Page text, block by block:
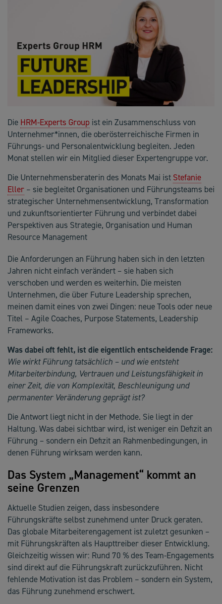
Die HRM-Experts Group ist ein Zusammenschluss von
Unternehmer*innen, die oberösterreichische Firmen in
Führungs- und Personalentwicklung begleiten. Jeden
Monat stellen wir ein Mitglied dieser Expertengruppe vor.
Die Unternehmensberaterin des Monats Mai ist Stefanie
Eller – sie begleitet Organisationen und Führungsteams bei
strategischer Unternehmensentwicklung, Transformation
und zukunftsorientierter Führung und verbindet dabei
Perspektiven aus Strategie, Organisation und Human
Resource Management
Die Anforderungen an Führung haben sich in den letzten
Jahren nicht einfach verändert – sie haben sich
verschoben und werden es weiterhin. Die meisten
Unternehmen, die über Future Leadership sprechen,
meinen damit eines von zwei Dingen: neue Tools oder neue
Titel – Agile Coaches, Purpose Statements, Leadership
Frameworks.
Was dabei oft fehlt, ist die eigentlich entscheidende Frage:
Wie wirkt Führung tatsächlich – und wie entsteht
Mitarbeiterbindung, Vertrauen und Leistungsfähigkeit in
einer Zeit, die von Komplexität, Beschleunigung und
permanenter Veränderung geprägt ist?
Die Antwort liegt nicht in der Methode. Sie liegt in der
Haltung. Was dabei sichtbar wird, ist weniger ein Defizit an
Führung – sondern ein Defizit an Rahmenbedingungen, in
denen Führung wirksam werden kann.
Das System „Management“ kommt an
seine Grenzen
Aktuelle Studien zeigen, dass insbesondere
Führungskräfte selbst zunehmend unter Druck geraten.
Das globale Mitarbeiterengagement ist zuletzt gesunken –
mit Führungskräften als Haupttreiber dieser Entwicklung.
Gleichzeitig wissen wir: Rund 70 % des Team-Engagements
sind direkt auf die Führungskraft zurückzuführen. Nicht
fehlende Motivation ist das Problem – sondern ein System,
das Führung zunehmend erschwert.